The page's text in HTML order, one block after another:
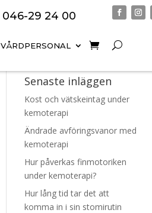
046-29 24 00
VÅRDPERSONAL
Senaste inläggen
Kost och vätskeintag under
kemoterapi
Ändrade avföringsvanor med
kemoterapi
Hur påverkas finmotoriken
under kemoterapi?
Hur lång tid tar det att
komma in i sin stomirutin